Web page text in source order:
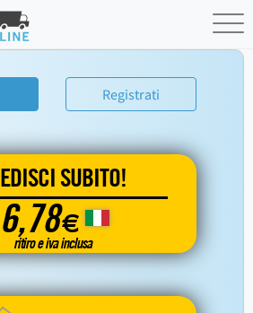
Registrati
SUBITO!
6,78€
ritiro e iva inclusa